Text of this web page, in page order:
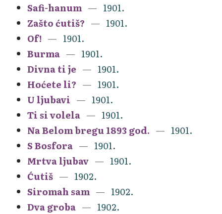
Safi-hanum
1901.
Zašto ćutiš?
1901.
Of!
1901.
Burma
1901.
Divna ti je
1901.
Hoćete li?
1901.
U ljubavi
1901.
Ti si volela
1901.
Na Belom bregu 1893 god.
1901.
S Bosfora
1901.
Mrtva ljubav
1901.
Ćutiš
1902.
Siromah sam
1902.
Dva groba
1902.